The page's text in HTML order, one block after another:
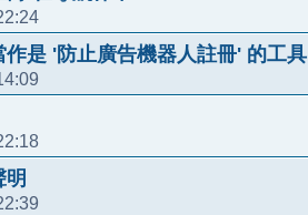
是 '防止廣告機器人註冊' 的工具